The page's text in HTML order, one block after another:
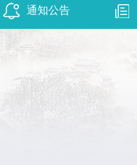
通知公告